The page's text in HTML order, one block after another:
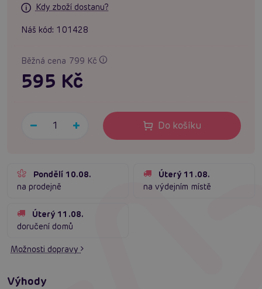
Kdy zboží dostanu?
Náš kód: 101428
Běžná cena 799 Kč
595 Kč
Do košíku
Pondělí 10.08.
na prodejně
Úterý 11.08.
na výdejním místě
Úterý 11.08.
doručení domů
Možnosti dopravy
Výhody